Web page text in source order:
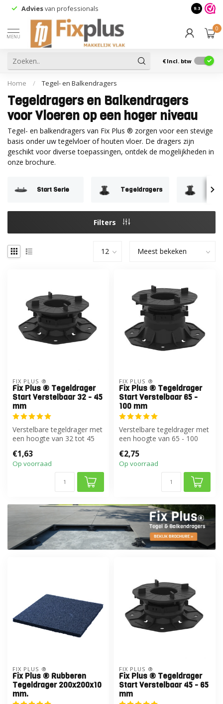
Adviesvan professionals 9.3
MENU
0
€ Incl. btw
Home / Tegel- en Balkendragers
Tegeldragers en Balkendragers
voor Vloeren op een hoger niveau
Tegel- en balkendragers van Fix Plus ® zorgen voor een stevige
basis onder uw tegelvloer of houten vloer. De dragers zijn
geschikt voor diverse toepassingen, ontdek de mogelijkheden in
onze brochure.
Start Serie Tegeldragers
Filters
FIX PLUS ®
Fix Plus ® Tegeldrager
Start Verstelbaar 32 - 45
mm
Verstelbare tegeldrager met
een hoogte van 32 tot 45
€1,63
Op voorraad
FIX PLUS ®
Fix Plus ® Tegeldrager
Start Verstelbaar 65 -
100 mm
Verstelbare tegeldrager met
een hoogte van 65 - 100
€2,75
Op voorraad
FIX PLUS ®
Fix Plus ® Rubberen
Tegeldrager 200x200x10
mm.
FIX PLUS ®
Fix Plus ® Tegeldrager
Start Verstelbaar 45 - 65
mm